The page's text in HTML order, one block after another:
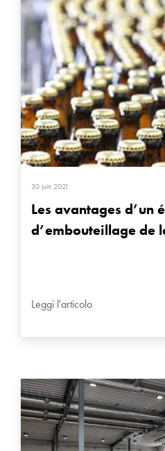
30 juin 2021
Les avantages d’un
d’embouteillage de
Leggi l'articolo